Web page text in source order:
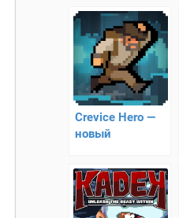
Crevice Hero —
новый
платформер!